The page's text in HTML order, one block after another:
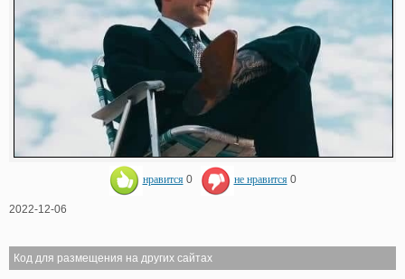
нравится 0 не нравится 0
2022-12-06
Код для размещения на других сайтах